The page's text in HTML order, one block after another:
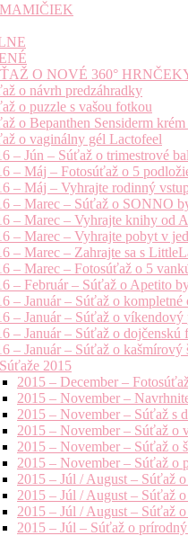
O NOVÉ 360°
o návrh predzáhradky
o puzzle s vašou fotkou
o Bepanthen Sensiderm
o vaginálny gél Lactofeel
– Jún – Súťaž o trimestrové
– Máj – Fotosúťaž o 5
– Máj – Vyhrajte rodinný
– Marec – Súťaž o SONNO
– Marec – Vyhrajte knihy od
– Marec – Vyhrajte pobyt v
– Marec – Zahrajte sa s
– Marec – Fotosúťaž o 5
– Február – Súťaž o Apetito
– Január – Súťaž o
– Január – Súťaž o
– Január – Súťaž o dojčenskú
– Január – Súťaž o
2015
2015 – December –
2015 – November –
2015 – November – Súťaž s
2015 – November – Súťaž o
2015 – November – Súťaž o
2015 – November – Súťaž o
2015 – Júl / August – Súťaž
2015 – Júl / August – Súťaž
2015 – Júl / August – Súťaž
2015 – Júl – Súťaž o